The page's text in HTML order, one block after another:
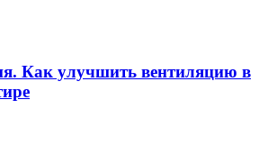
Как улучшить вентиляцию в